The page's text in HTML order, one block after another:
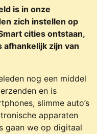
is in onze
zich instellen op
cities ontstaan,
zijn van
nog een middel
en is
slimme auto’s
apparaten
gaan we op digitaal